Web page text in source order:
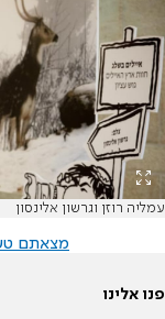
עמליה רוזן וגרשון אלינסון
מצאתם
פנו אלינו